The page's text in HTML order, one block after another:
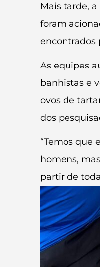
Mais tarde,
foram
encontrados
As equipes
banhistas e
ovos de
dos
“Temos que
homens,
partir de